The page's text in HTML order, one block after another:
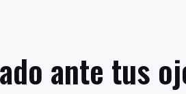
ante tus